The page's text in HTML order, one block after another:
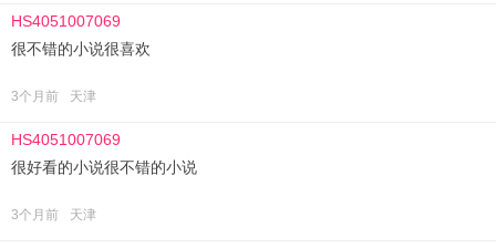
HS4051007069
很不错的小说很喜欢
3个月前 天津
HS4051007069
很好看的小说很不错的小说
3个月前 天津